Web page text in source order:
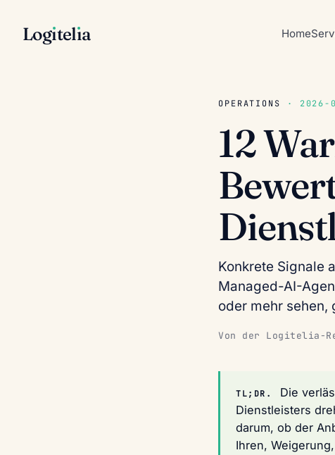
Logıtelıa Home
OPERATIONS · 2026-
12
Konkrete Signale
Managed-AI-
oder mehr sehen,
Von der Logitelia-
TL;DR.
Die
Dienstleisters
darum, ob der
Ihren,